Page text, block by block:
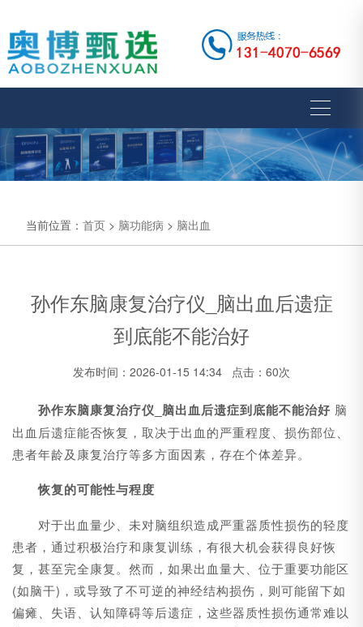
当前位置： 首页 > 脑功能病 > 脑出血
孙作东脑康复治疗仪_脑出血后遗症
到底能不能治好
发布时间：2026-01-15 14:34 点击：60次
孙作东脑康复治疗仪_脑出血后遗症到底能不能治好 脑
出血后遗症能否恢复，取决于出血的严重程度、损伤部位、
患者年龄及康复治疗等多方面因素，存在个体差异。
恢复的可能性与程度
对于出血量少、未对脑组织造成严重器质性损伤的轻度
患者，通过积极治疗和康复训练，有很大机会获得良好恢
复，甚至完全康复。然而，如果出血量大、位于重要功能区
(如脑干)，或导致了不可逆的神经结构损伤，则可能留下如
偏瘫、失语、认知障碍等后遗症，这些器质性损伤通常难以